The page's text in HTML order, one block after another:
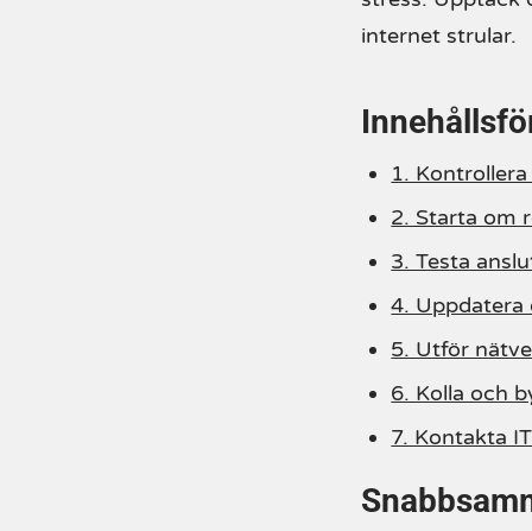
internet strular.
1.
2. Starta om
3. Testa
4.
5. Utför
6. Kolla och
7. Kontakta